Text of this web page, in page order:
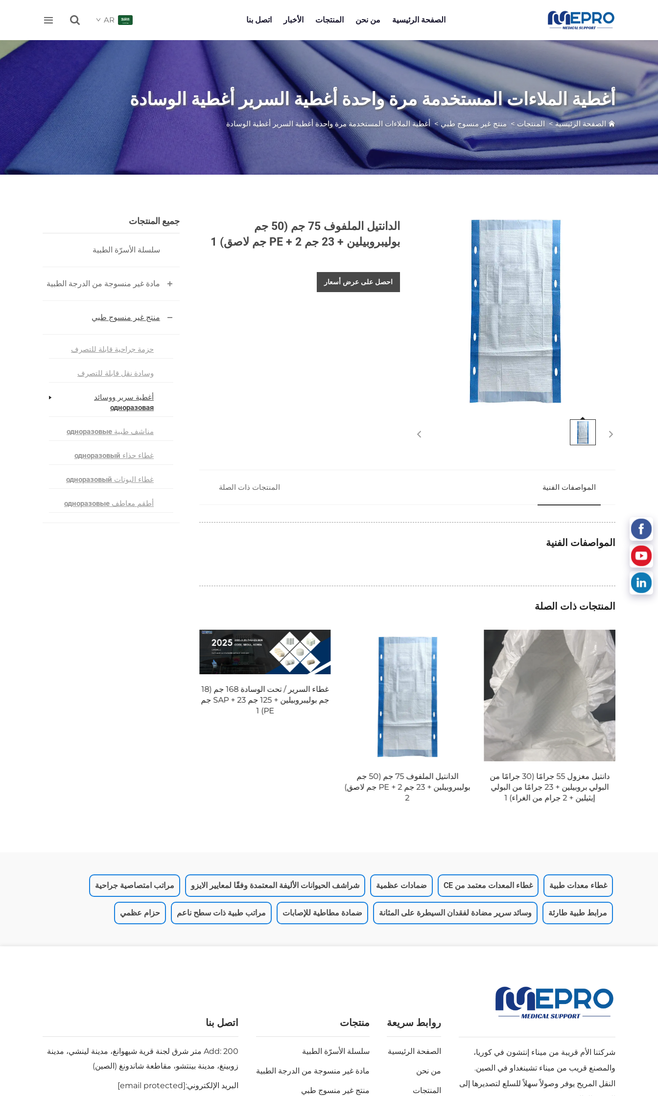
الصفحة الرئيسية من نحن المنتجات الأخبار اتصل بنا AR


أغطية الملاءات المستخدمة مرة واحدة أغطية السرير أغطية الوسادة
الصفحة الرئيسية> المنتجات >منتج غير منسوج طبي>أغطية الملاءات المستخدمة مرة واحدة أغطية السرير أغطية الوسادة
جميع المنتجات
سلسلة الأسرّة الطبية
مادة غير منسوجة من الدرجة الطبية
منتج غير منسوج طبي
حزمة جراحية قابلة للتصرف
وسادة نقل قابلة للتصرف
أغطية سرير ووسائد
одноразовая
مناشف طبية одноразовые
غطاء حذاء одноразовый
غطاء البوتات одноразовый
أطقم معاطف одноразовые
الدانتيل الملفوف 75 جم (50 جم
بوليبروبيلين + 23 جم PE + 2 جم لاصق) 1
احصل على عرض أسعار
المواصفات الفنية المنتجات ذات الصلة
المواصفات الفنية
المنتجات ذات الصلة
دانتيل مغزول 55 جرامًا (30 جرامًا من
البولي بروبيلين + 23 جرامًا من البولي
الدانتيل الملفوف 75 جم (50 جم
بوليبروبيلين + 23 جم PE + 2 جم لاصق)
غطاء السرير / تحت الوسادة 168 جم (18
جم بوليبروبيلين + 125 جم SAP + 23 جم
أغطية السرير/الوسادة السفلية
168غ(18غPP+125غSAP+23غPE)4
غطاء معدات طبية غطاء المعدات معتمد من CE ضمادات عظمية شراشف الحيوانات الأليفة المعتمدة وفقًا لمعايير الايزو مراتب امتصاصية جراحية
مرابط طبية طارئة وسائد سرير مضادة لفقدان السيطرة على المثانة ضمادة مطاطية للإصابات مراتب طبية ذات سطح ناعم حزام عظمي
شركتنا الأم قريبة من ميناء إنتشون في كوريا،
والمصنع قريب من ميناء تشينغداو في الصين.
النقل المريح يوفر وصولاً سهلاً للسلع لتصديرها إلى
روابط سريعة
الصفحة الرئيسية
من نحن
المنتجات
منتجات
سلسلة الأسرّة الطبية
مادة غير منسوجة من الدرجة الطبية
منتج غير منسوج طبي
اتصل بنا
Add: 200 متر شرق لجنة قرية شيهوانغ، مدينة لينشي، مدينة
زوبينغ، مدينة بينتشو، مقاطعة شاندونغ (الصين)
البريد الإلكتروني:[email protected]